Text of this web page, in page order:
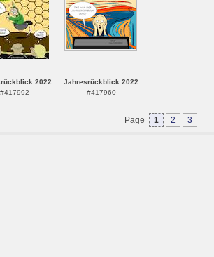
2022
#417992
Jahresrückblick 2022
#417960
Page 1 2 3